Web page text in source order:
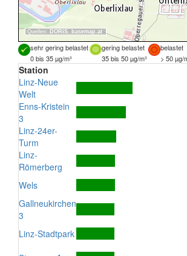
Quellen: DORIS, basemap.at
sehr gering belastet gering belastet
belastet
0 bis 35 µg/m³
35 bis 50 µg/m³ > 50 µg/
Station
Linz-Neue
Welt
Enns-Kristein
3
Linz-24er-
Turm
Linz-
Römerberg
Wels
Gallneukirchen
3
Linz-Stadtpark